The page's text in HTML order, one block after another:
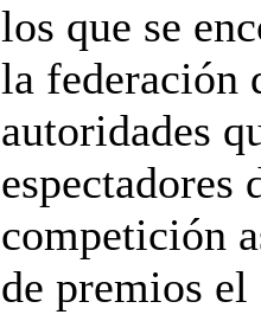
los que se
la federación
autoridades
espectadores
competición
de premios el